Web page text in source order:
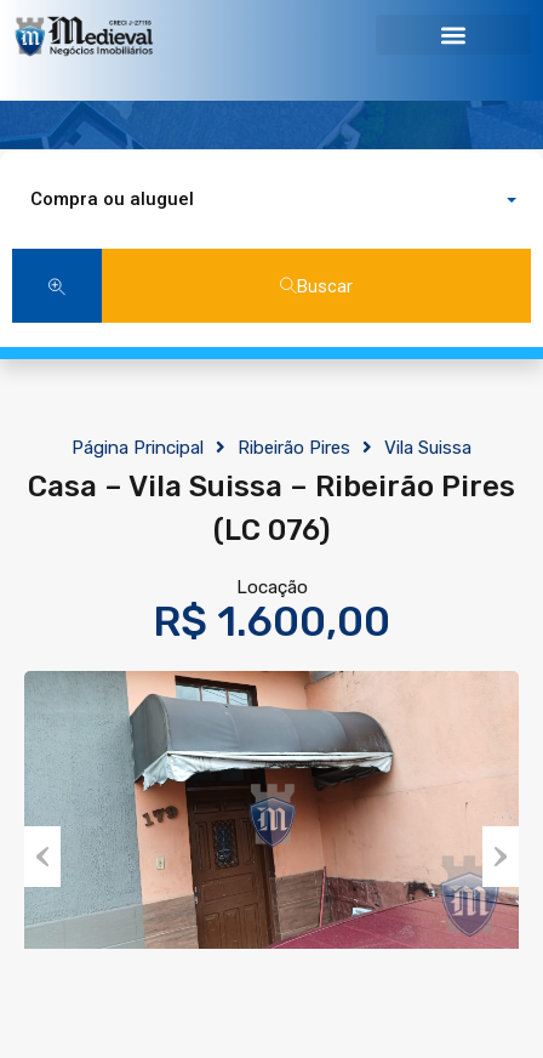
Compra ou aluguel
Buscar
Página Principal Ribeirão Pires Vila Suissa
Casa – Vila Suissa – Ribeirão Pires
(LC 076)
Locação
R$ 1.600,00
Previous Next